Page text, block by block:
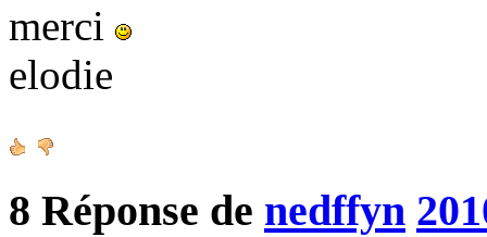
merci
elodie
8 Réponse de nedffyn